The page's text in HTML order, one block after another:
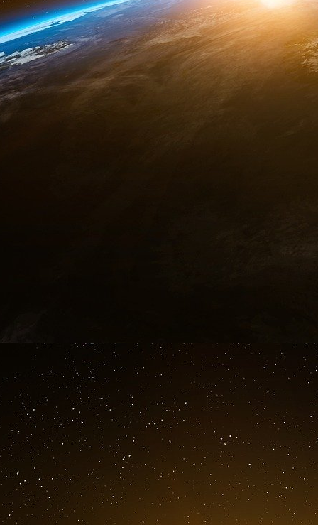
Send to a Friend
Updated : 3/19/2007 Posted : 5/1/2001
May 1, 2001
Fort Lesley J. Mcnair
Washington, D.C.
Their totalitarian regime held much of Europe captive
We didn’t trust them, and for good reason. Our deep
confrontation that resulted in thousands of nuclear
both the United States and the Soviet Union was based on
weapons at each other, because doing so would mean the
We even went so far as to codify this relationship in a
would best be insured by leaving both sides completely
and vivid. The Strategic Air Command had an airborne
day, ready in case the President ordered our strategic
ordnance.